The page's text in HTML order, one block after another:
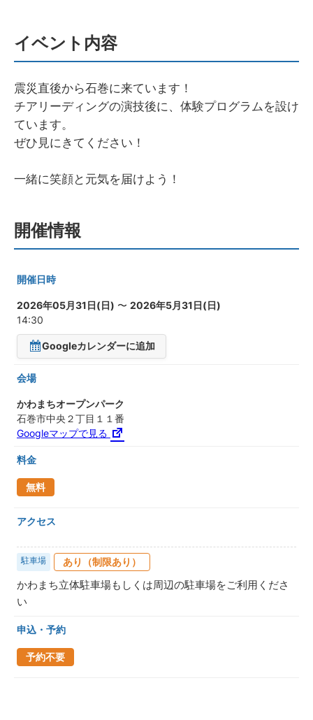
イベント内容
震災直後から石巻に来ています！
チアリーディングの演技後に、体験プログラムを設け
ています。
ぜひ見にきてください！
一緒に笑顔と元気を届けよう！
開催情報
開催日時
2026年05月31日(日) 〜 2026年5月31日(日)
14:30
Googleカレンダーに追加
会場
かわまちオープンパーク
石巻市中央２丁目１１番
Googleマップで見る
料金
無料
アクセス
駐車場 あり（制限あり）
かわまち立体駐車場もしくは周辺の駐車場をご利用くださ
い
申込・予約
予約不要